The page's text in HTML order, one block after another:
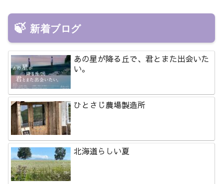
新着ブログ
あの星が降る丘で、君とまた出会いた
い。
ひとさじ農場製造所
北海道らしい夏